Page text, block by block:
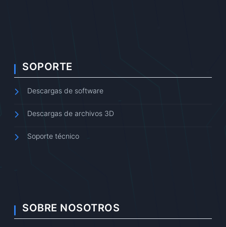
SOPORTE
Descargas de software
Descargas de archivos 3D
Soporte técnico
SOBRE NOSOTROS